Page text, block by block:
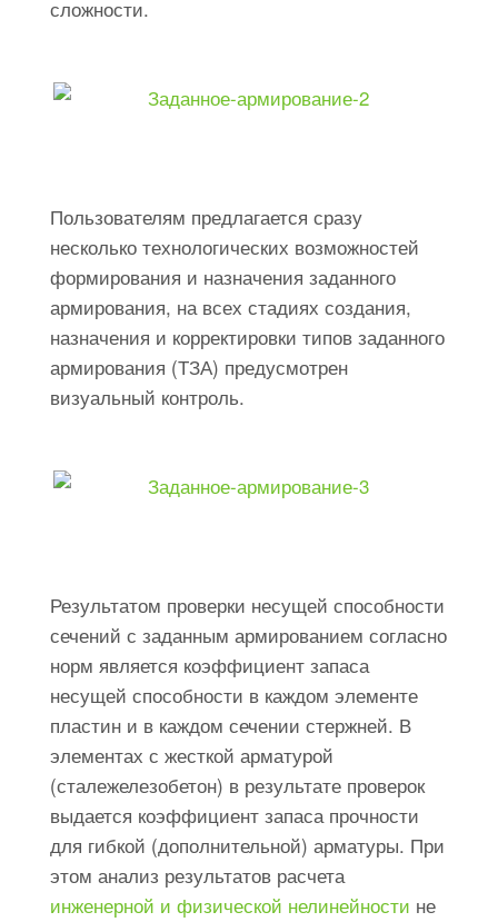
сложности.
Пользователям предлагается сразу
несколько технологических возможностей
формирования и назначения заданного
армирования, на всех стадиях создания,
назначения и корректировки типов заданного
армирования (ТЗА) предусмотрен
визуальный контроль.
Результатом проверки несущей способности
сечений с заданным армированием согласно
норм является коэффициент запаса
несущей способности в каждом элементе
пластин и в каждом сечении стержней. В
элементах с жесткой арматурой
(сталежелезобетон) в результате проверок
выдается коэффициент запаса прочности
для гибкой (дополнительной) арматуры. При
этом анализ результатов расчета
инженерной и физической нелинейности не